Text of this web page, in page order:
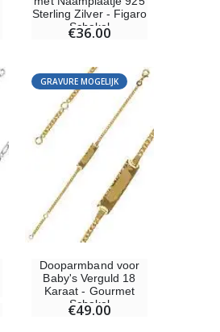
Sterling Zilver - Figaro
Schakel
€36.00
GRAVURE MOGELIJK
Dooparmband voor
Baby's Verguld 18
Karaat - Gourmet
Schakel
€49.00